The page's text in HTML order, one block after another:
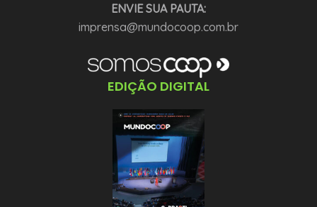
ENVIE SUA PAUTA:
imprensa@mundocoop.com.br
EDIÇÃO DIGITAL